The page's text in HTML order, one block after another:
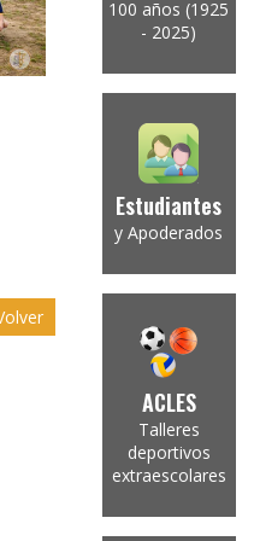
100 años (1925
- 2025)
Estudiantes
y Apoderados
ACLES
Talleres
deportivos
extraescolares